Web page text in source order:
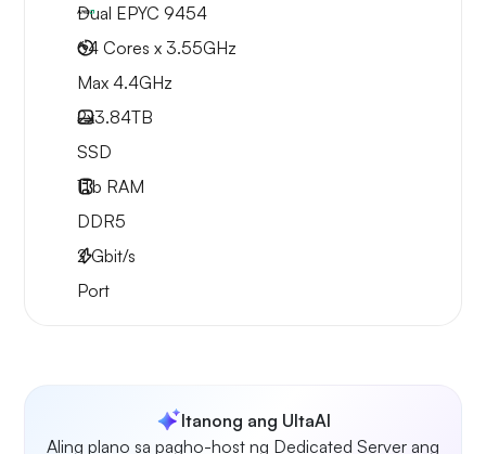
Dual EPYC 9454
64 Cores x 3.55GHz
Max 4.4GHz
2x3.84TB
SSD
1Tb RAM
DDR5
2Gbit/s
Port
Itanong ang UltaAI
Aling plano sa pagho-host ng Dedicated Server ang